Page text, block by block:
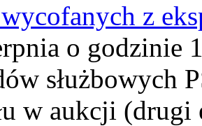
z
o godzinie
służbowych
w aukcji (drugi